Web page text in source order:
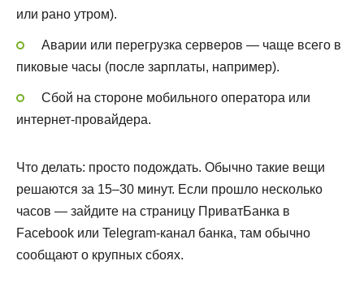
или рано утром).
Аварии или перегрузка серверов — чаще всего в
пиковые часы (после зарплаты, например).
Сбой на стороне мобильного оператора или
интернет-провайдера.
Что делать: просто подождать. Обычно такие вещи
решаются за 15–30 минут. Если прошло несколько
часов — зайдите на страницу ПриватБанка в
Facebook или Telegram-канал банка, там обычно
сообщают о крупных сбоях.